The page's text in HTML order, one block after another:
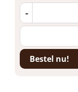
-
Bestel nu!